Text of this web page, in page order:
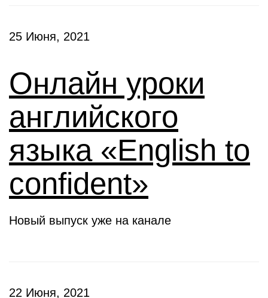
25 Июня, 2021
Онлайн уроки
английского
языка «English to
confident»
Новый выпуск уже на канале
22 Июня, 2021